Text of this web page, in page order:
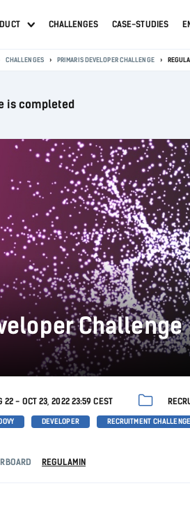
CHALLENGES CASE-STUDIES
CHALLENGES PRIMARIS DEVELOPER CHALLENGE
is completed
Challenge
22 - OCT 23, 2022 23:59 CEST
DEVELOPER RECRUITMENT CHALLENGE
REGULAMIN